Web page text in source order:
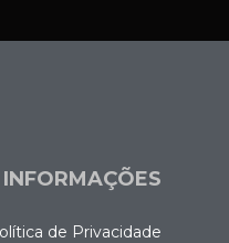
INFORMAÇÕES
de Privacidade